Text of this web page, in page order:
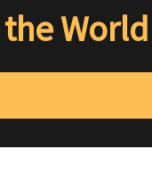
World